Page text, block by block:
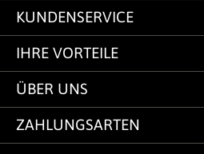
KUNDENSERVICE
IHRE VORTEILE
ÜBER UNS
ZAHLUNGSARTEN